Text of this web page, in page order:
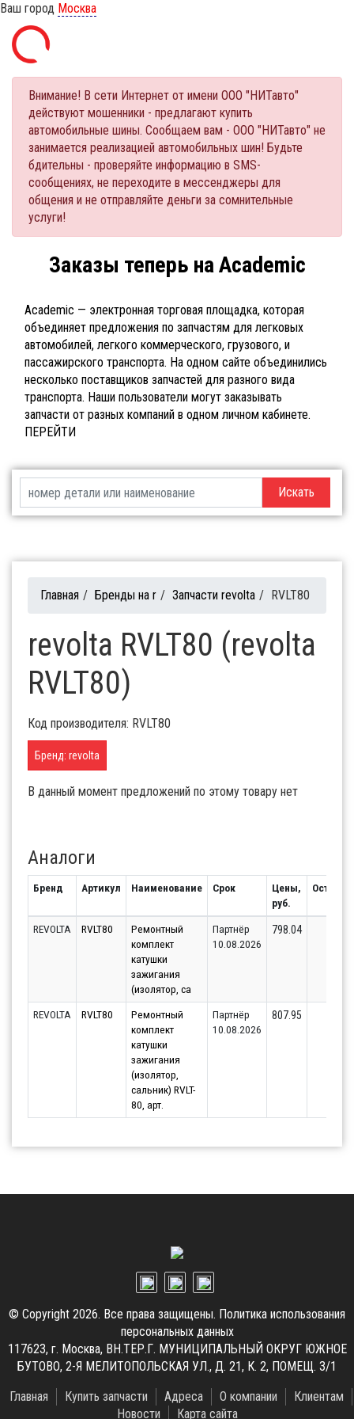
Ваш город Москва
Внимание! В сети Интернет от имени ООО "НИТавто"
действуют мошенники - предлагают купить
автомобильные шины. Сообщаем вам - ООО "НИТавто" не
занимается реализацией автомобильных шин! Будьте
бдительны - проверяйте информацию в SMS-
сообщениях, не переходите в мессенджеры для
общения и не отправляйте деньги за сомнительные
услуги!
Заказы теперь на Academic
Academic — электронная торговая площадка, которая
объединяет предложения по запчастям для легковых
автомобилей, легкого коммерческого, грузового, и
пассажирского транспорта. На одном сайте объединились
несколько поставщиков запчастей для разного вида
транспорта. Наши пользователи могут заказывать
запчасти от разных компаний в одном личном кабинете.
ПЕРЕЙТИ
Искать
Главная / Бренды на r / Запчасти revolta / RVLT80
revolta RVLT80 (revolta
RVLT80)
Код производителя: RVLT80
Бренд: revolta
В данный момент предложений по этому товару нет
Аналоги
Бренд Артикул Наименование Срок
Цены,
руб.
Остаток
REVOLTA RVLT80
Ремонтный
комплект
катушки
зажигания
(изолятор, са
Партнёр
10.08.2026
798.04
REVOLTA RVLT80
Ремонтный
комплект
катушки
зажигания
(изолятор,
сальник) RVLT-
80, арт.
Партнёр
10.08.2026
807.95
© Copyright 2026. Все права защищены. Политика использования
персональных данных
117623, г. Москва, ВН.ТЕР.Г. МУНИЦИПАЛЬНЫЙ ОКРУГ ЮЖНОЕ
БУТОВО, 2-Я МЕЛИТОПОЛЬСКАЯ УЛ., Д. 21, К. 2, ПОМЕЩ. 3/1
Главная
Купить запчасти Адреса О компании
Клиентам
Новости
Карта сайта